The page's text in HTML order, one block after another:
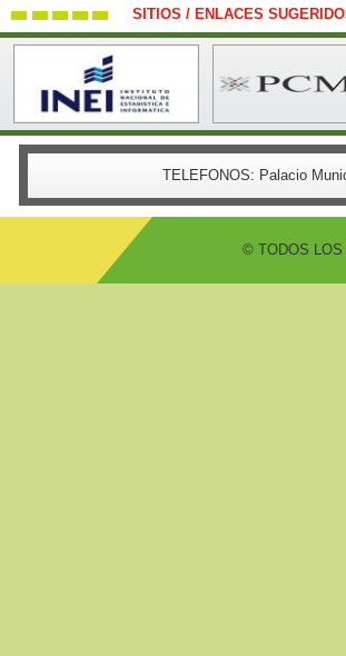
SITIOS / ENLACES
TELEFONOS: Palacio
© TODOS LOS